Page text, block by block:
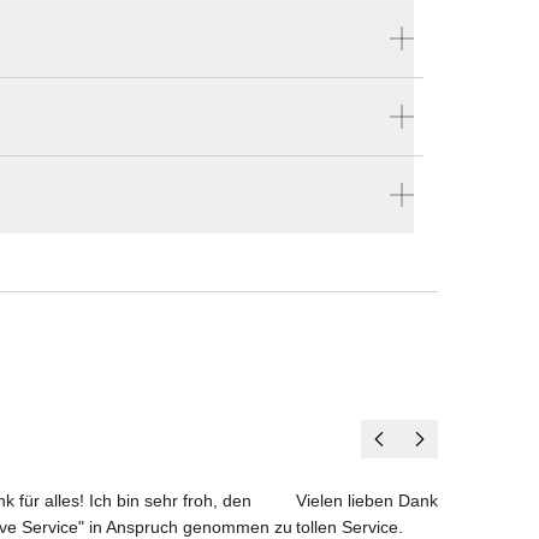
für alles! Ich bin sehr froh, den
Service" in Anspruch genommen zu
Vielen lieben Dank für das
tollen Service.